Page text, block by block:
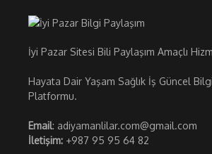
İyi Pazar Sitesi Bili Paylaşım Amaçlı
Hayata Dair Yaşam Sağlık İş Güncel
Platformu.
Email: adiyamanlilar.com@gmail.com
İletişim: +987 95 95 64 82